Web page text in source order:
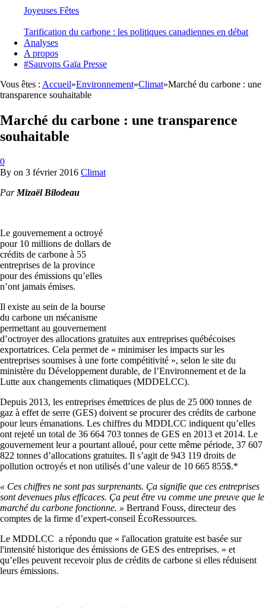
Joyeuses Fêtes
Tarification du carbone : les politiques canadiennes en débat
Analyses
A propos
#Sauvons Gaïa Presse
Vous êtes : Accueil»Environnement»Climat»Marché du carbone : une
transparence souhaitable
Marché du carbone : une transparence
souhaitable
0
By on 3 février 2016 Climat
Par Mizaël Bilodeau
Le gouvernement a octroyé
pour 10 millions de dollars de
crédits de carbone à 55
entreprises de la province
pour des émissions qu’elles
n’ont jamais émises.
Il existe au sein de la bourse
du carbone un mécanisme
permettant au gouvernement
d’octroyer des allocations gratuites aux entreprises québécoises
exportatrices. Cela permet de « minimiser les impacts sur les
entreprises soumises à une forte compétitivité », selon le site du
ministère du Développement durable, de l’Environnement et de la
Lutte aux changements climatiques (MDDELCC).
Depuis 2013, les entreprises émettrices de plus de 25 000 tonnes de
gaz à effet de serre (GES) doivent se procurer des crédits de carbone
pour leurs émanations. Les chiffres du MDDLCC indiquent qu’elles
ont rejeté un total de 36 664 703 tonnes de GES en 2013 et 2014. Le
gouvernement leur a pourtant alloué, pour cette même période, 37 607
822 tonnes d’allocations gratuites. Il s’agit de 943 119 droits de
pollution octroyés et non utilisés d’une valeur de 10 665 855$.*
« Ces chiffres ne sont pas surprenants. Ça signifie que ces entreprises
sont devenues plus efficaces. Ça peut être vu comme une preuve que le
marché du carbone fonctionne. » Bertrand Fouss, directeur des
comptes de la firme d’expert-conseil ÉcoRessources.
Le MDDLCC a répondu que « l'allocation gratuite est basée sur
l'intensité historique des émissions de GES des entreprises. » et
qu’elles peuvent recevoir plus de crédits de carbone si elles réduisent
leurs émissions.